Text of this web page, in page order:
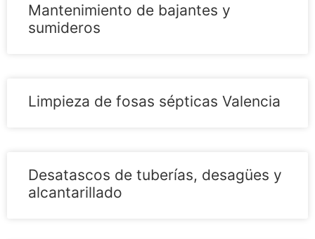
Mantenimiento de bajantes y
sumideros
Limpieza de fosas sépticas Valencia
Desatascos de tuberías, desagües y
alcantarillado